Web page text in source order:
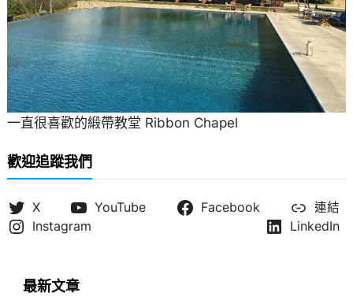
一直很喜歡的緞帶教堂 Ribbon Chapel
歡迎追蹤我們
X YouTube Facebook
連結
Instagram
LinkedIn
最新文章